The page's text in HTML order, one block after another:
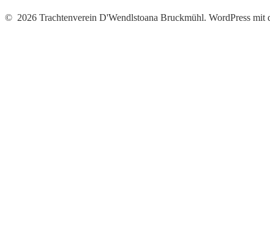
© 2026 Trachtenverein D'Wendlstoana Bruckmühl. WordPress mit